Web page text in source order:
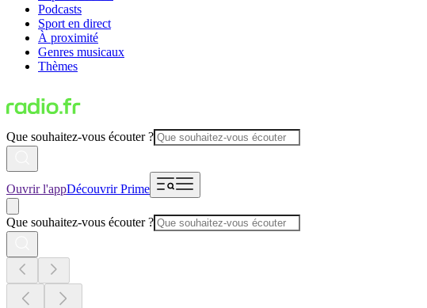
Podcasts
Sport en direct
À proximité
Genres musicaux
Thèmes
Que souhaitez-vous écouter ?
Ouvrir l'appDécouvrir Prime
Que souhaitez-vous écouter ?